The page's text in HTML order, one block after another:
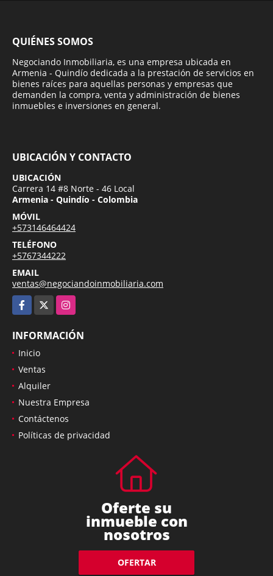
QUIÉNES SOMOS
Negociando Inmobiliaria, es una empresa ubicada en
Armenia - Quindío dedicada a la prestación de servicios en
bienes raíces para aquellas personas y empresas que
demanden la compra, venta y administración de bienes
inmuebles e inversiones en general.
UBICACIÓN Y CONTACTO
UBICACIÓN
Carrera 14 #8 Norte - 46 Local
Armenia - Quindío - Colombia
MÓVIL
+573146464424
TELÉFONO
+5767344222
EMAIL
ventas@negociandoinmobiliaria.com
Facebook
Instagram
INFORMACIÓN
Inicio
Ventas
Alquiler
Nuestra Empresa
Contáctenos
Políticas de privacidad
Oferte su
inmueble con
nosotros
OFERTAR